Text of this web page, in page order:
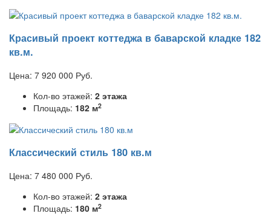
Красивый проект коттеджа в баварской кладке 182
кв.м.
Цена: 7 920 000 Руб.
Кол-во этажей: 2 этажа
Площадь: 182 м2
Классический стиль 180 кв.м
Цена: 7 480 000 Руб.
Кол-во этажей: 2 этажа
Площадь: 180 м2